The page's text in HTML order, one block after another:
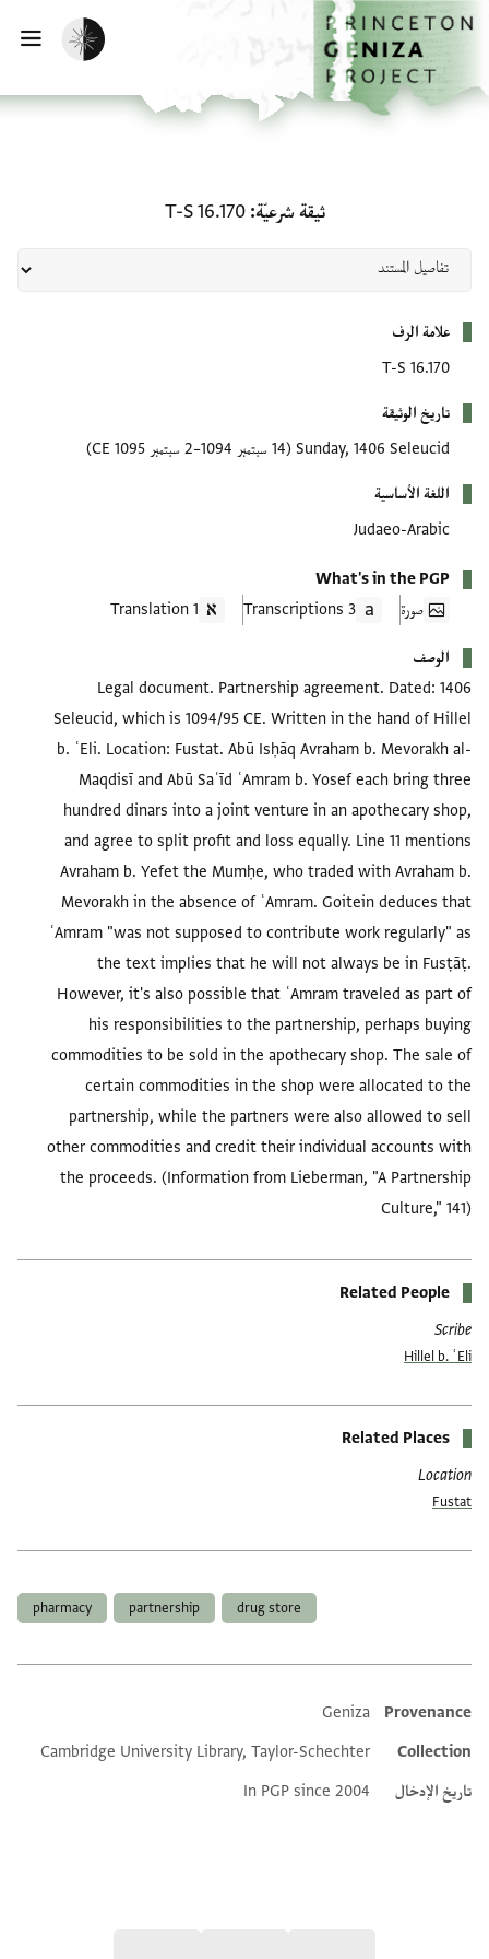
إلى المحتوى الرئيسي
الرئيسية
تفعيل الوضع المظلم
ثيقة شرعيّة T-S 16.170
علامة الرف
T-S 16.170
تاريخ الوثيقة
Sunday, 1406 Seleucid (14 سبتمبر 1094–2 سبتمبر 1095 CE)
اللغة الأساسية
Judaeo-Arabic
What's in the PGP
صورة
3 Transcriptions
1 Translation
الوصف
Legal document. Partnership agreement. Dated: 1406
Seleucid, which is 1094/95 CE. Written in the hand of Hillel
b. ʿEli. Location: Fustat. Abū Isḥāq Avraham b. Mevorakh al-
Maqdisī and Abū Saʿīd ʿAmram b. Yosef each bring three
hundred dinars into a joint venture in an apothecary shop,
and agree to split profit and loss equally. Line 11 mentions
Avraham b. Yefet the Mumḥe, who traded with Avraham b.
Mevorakh in the absence of ʿAmram. Goitein deduces that
ʿAmram "was not supposed to contribute work regularly" as
the text implies that he will not always be in Fusṭāṭ.
However, it's also possible that ʿAmram traveled as part of
his responsibilities to the partnership, perhaps buying
commodities to be sold in the apothecary shop. The sale of
certain commodities in the shop were allocated to the
partnership, while the partners were also allowed to sell
other commodities and credit their individual accounts with
the proceeds. (Information from Lieberman, "A Partnership
Culture," 141)
Related People
Scribe
Hillel b. ʿEli
Related Places
Location
Fustat
drug store
partnership
pharmacy
Additional metadata
Provenance
Geniza
Collection
Cambridge University Library, Taylor-Schechter
تاريخ الإدخال
In PGP since 2004